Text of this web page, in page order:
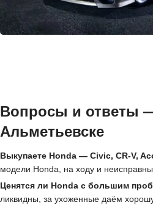
Вопросы и ответы
Альметьевске
Выкупаете Honda — Civic, CR-V,
модели Honda, на ходу и
Ценятся ли Honda с большим
ликвидны, за ухоженные даём